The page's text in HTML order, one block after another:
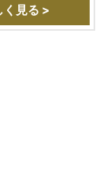
く見る >